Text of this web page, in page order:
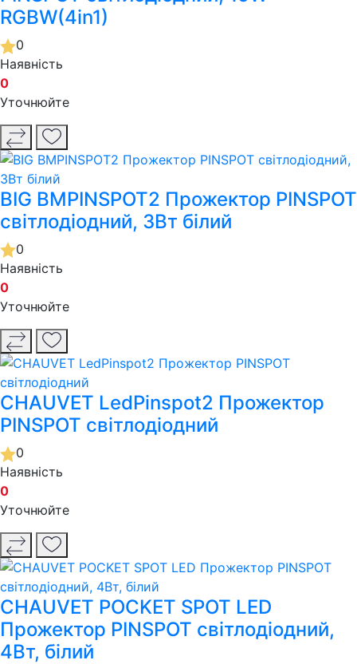
RGBW(4in1)
0
Наявність
0
Уточнюйте
BIG BMPINSPOT2 Прожектор PINSPOT
світлодіодний, 3Вт білий
0
Наявність
0
Уточнюйте
CHAUVET LedPinspot2 Прожектор
PINSPOT світлодіодний
0
Наявність
0
Уточнюйте
CHAUVET POCKET SPOT LED
Прожектор PINSPOT світлодіодний,
4Вт, білий